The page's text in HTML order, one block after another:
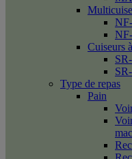
Cuiseurs
Type de repas
Pain